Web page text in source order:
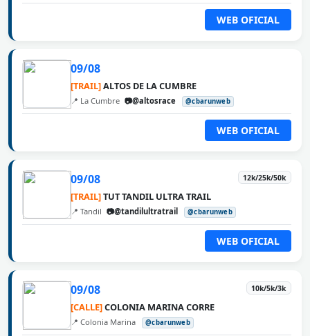
WEB OFICIAL
09/08
[TRAIL]ALTOS DE LA CUMBRE
📍 La Cumbre 📷@altosrace @cbarunweb
WEB OFICIAL
09/08 12k/25k/50k
[TRAIL]TUT TANDIL ULTRA TRAIL
📍 Tandil 📷@tandilultratrail @cbarunweb
WEB OFICIAL
09/08 10k/5k/3k
[CALLE]COLONIA MARINA CORRE
📍 Colonia Marina @cbarunweb